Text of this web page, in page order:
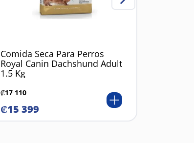
Comida Seca Para Perros
Royal Canin Dachshund Adult
1.5 Kg
₡17 110
₡15 399